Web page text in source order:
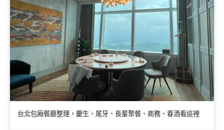
台北包廂餐廳整理，慶生、尾牙、長輩聚餐、商務、春酒看這裡